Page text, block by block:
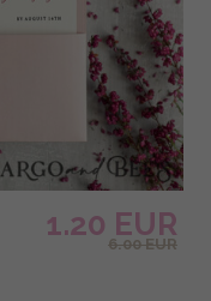
1.20 EUR
6.00 EUR